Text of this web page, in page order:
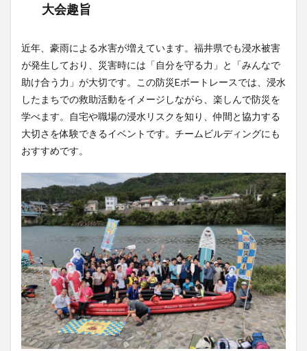
4
会場
5
日程
6
参加
参加
条件
8
持ち
9
レー
ス内
容
10
レー
ス上
大会趣旨
近年、豪雨による水害が増えています。福井県でも浸水被害
が発生しており、災害時には「自分を守る力」と「みんなで
助け合う力」が大切です。この防災Eボートレースでは、浸水
したまちでの救助活動をイメージしながら、楽しんで防災を
学べます。自宅や職場の浸水リスクを知り、仲間と協力する
大切さを体験できるイベントです。チームビルディングにも
おすすめです。